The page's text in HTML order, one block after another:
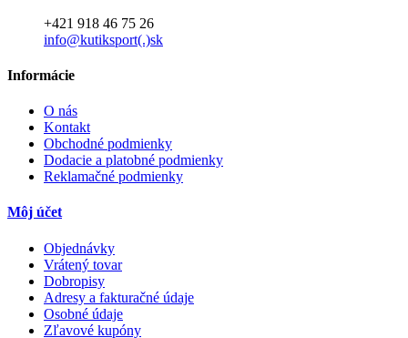
+421 918 46 75 26
info@kutiksport(.)sk
Informácie
O nás
Kontakt
Obchodné podmienky
Dodacie a platobné podmienky
Reklamačné podmienky
Môj účet
Objednávky
Vrátený tovar
Dobropisy
Adresy a fakturačné údaje
Osobné údaje
Zľavové kupóny